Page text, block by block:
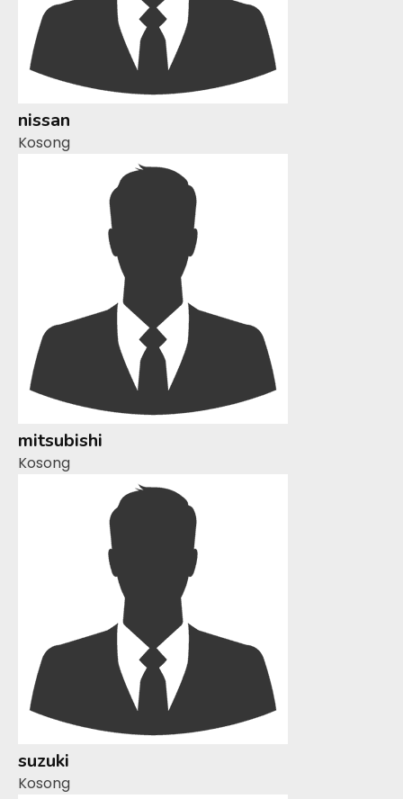
nissan
Kosong
mitsubishi
Kosong
suzuki
Kosong